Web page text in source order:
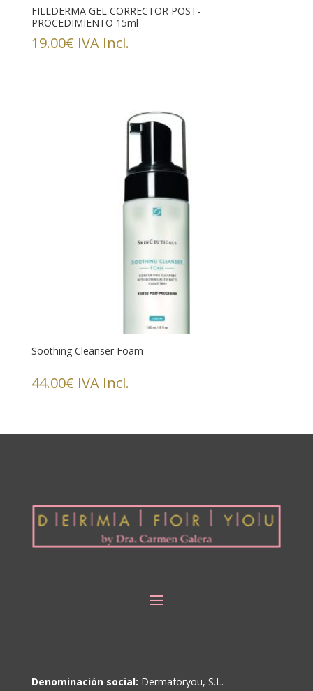
FILLDERMA GEL CORRECTOR POST-
PROCEDIMIENTO 15ml
19.00€ IVA Incl.
Soothing Cleanser Foam
44.00€ IVA Incl.
Denominación social: Dermaforyou, S.L.